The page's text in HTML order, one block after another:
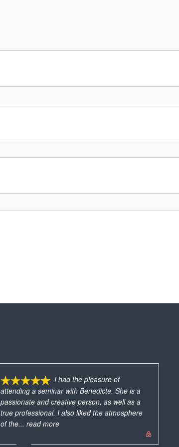
I had the pleasure of
attending a seminar with Benedicte. She is a
passionate and creative person, as well as a
true professional. I also liked the atmosphere
of the... read more